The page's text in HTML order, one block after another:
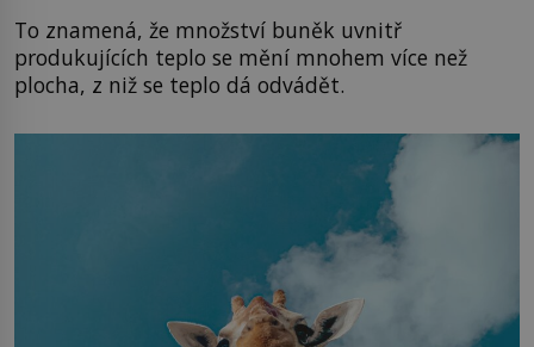
To znamená, že množství buněk uvnitř
produkujících teplo se mění mnohem více než
plocha, z niž se teplo dá odvádět.